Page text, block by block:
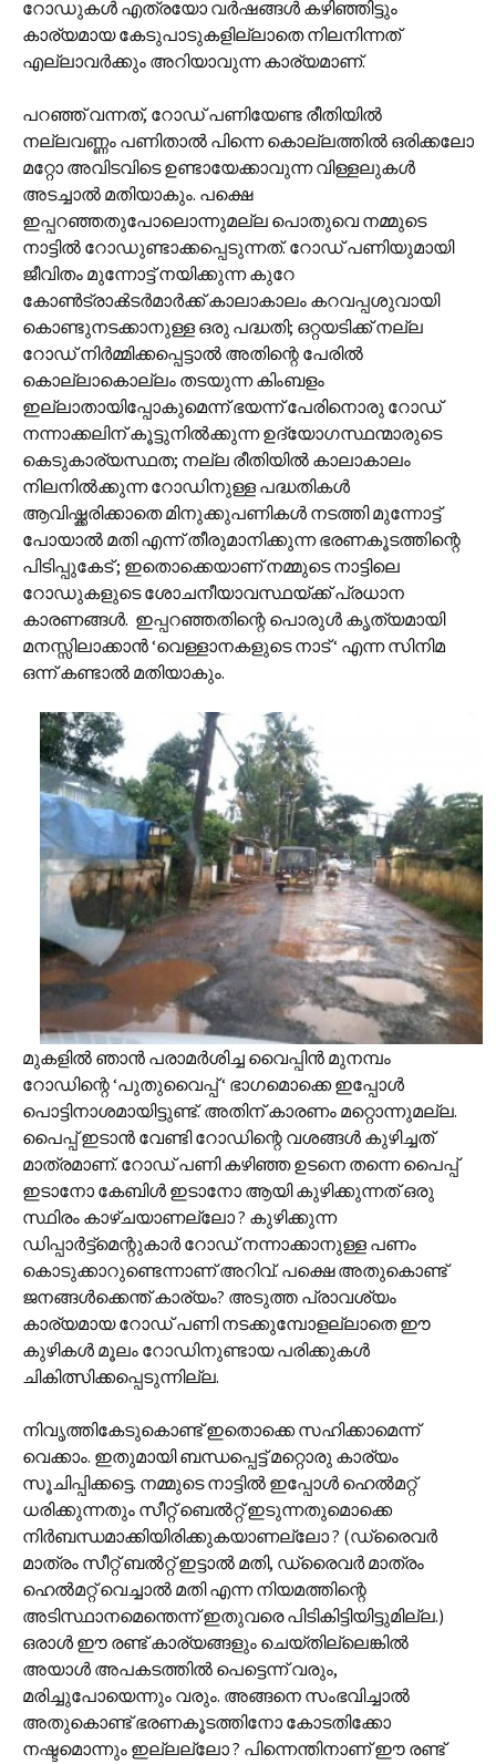
റോഡുകൾ എത്രയോ വർഷങ്ങൾ കഴിഞ്ഞിട്ടും
കാര്യമായ കേടുപാടുകളില്ലാതെ നിലനിന്നത്
എല്ലാവർക്കും അറിയാവുന്ന കാര്യമാണ്.
പറഞ്ഞ് വന്നത്, റോഡ് പണിയേണ്ട രീതിയിൽ
നല്ലവണ്ണം പണിതാൽ പിന്നെ കൊല്ലത്തിൽ ഒരിക്കലോ
മറ്റോ അവിടവിടെ ഉണ്ടായേക്കാവുന്ന വിള്ളലുകൾ
അടച്ചാൽ മതിയാകും. പക്ഷെ
ഇപ്പറഞ്ഞതുപോലൊന്നുമല്ല പൊതുവെ നമ്മുടെ
നാട്ടിൽ റോഡുണ്ടാക്കപ്പെടുന്നത്. റോഡ് പണിയുമായി
ജീവിതം മുന്നോട്ട് നയിക്കുന്ന കുറേ
കോൺ‌ട്രാൿടർമാർക്ക് കാലാകാലം കറവപ്പശുവായി
കൊണ്ടുനടക്കാനുള്ള ഒരു പദ്ധതി; ഒറ്റയടിക്ക് നല്ല
റോഡ് നിർമ്മിക്കപ്പെട്ടാൽ അതിന്റെ പേരിൽ
കൊല്ലാകൊല്ലം തടയുന്ന കിംബളം
ഇല്ലാതായിപ്പോകുമെന്ന് ഭയന്ന് പേരിനൊരു റോഡ്
നന്നാക്കലിന് കൂട്ടുനിൽക്കുന്ന ഉദ്യോഗസ്ഥന്മാരുടെ
കെടുകാര്യസ്ഥത; നല്ല രീതിയിൽ കാലാകാലം
നിലനിൽക്കുന്ന റോഡിനുള്ള പദ്ധതികൾ
ആവിഷ്ക്കരിക്കാതെ മിനുക്കുപണികൾ നടത്തി മുന്നോട്ട്
പോയാൽ മതി എന്ന് തീരുമാനിക്കുന്ന ഭരണകൂടത്തിന്റെ
പിടിപ്പുകേട് ; ഇതൊക്കെയാണ് നമ്മുടെ നാട്ടിലെ
റോഡുകളുടെ ശോചനീയാവസ്ഥയ്ക്ക് പ്രധാന
കാരണങ്ങൾ. ഇപ്പറഞ്ഞതിന്റെ പൊരുൾ കൃത്യമായി
മനസ്സിലാക്കാൻ ‘വെള്ളാനകളുടെ നാട് ‘ എന്ന സിനിമ
ഒന്ന് കണ്ടാൽ മതിയാകും.
മുകളിൽ ഞാൻ പരാമർശിച്ച വൈപ്പിൻ മുനമ്പം
റോഡിന്റെ ‘പുതുവൈപ്പ് ‘ ഭാഗമൊക്കെ ഇപ്പോൾ
പൊട്ടിനാശമായിട്ടുണ്ട്. അതിന് കാരണം മറ്റൊന്നുമല്ല.
പൈപ്പ് ഇടാൻ വേണ്ടി റോഡിന്റെ വശങ്ങൾ കുഴിച്ചത്
മാത്രമാണ്. റോഡ് പണി കഴിഞ്ഞ ഉടനെ തന്നെ പൈപ്പ്
ഇടാനോ കേബിൾ ഇടാനോ ആയി കുഴിക്കുന്നത് ഒരു
സ്ഥിരം കാഴ്ചയാണല്ലോ ? കുഴിക്കുന്ന
ഡിപ്പാർട്ട്മെന്റുകാർ റോഡ് നന്നാക്കാനുള്ള പണം
കൊടുക്കാറുണ്ടെന്നാണ് അറിവ്. പക്ഷെ അതുകൊണ്ട്
ജനങ്ങൾക്കെന്ത് കാര്യം? അടുത്ത പ്രാവശ്യം
കാര്യമായ റോഡ് പണി നടക്കുമ്പോളല്ലാതെ ഈ
കുഴികൾ മൂലം റോഡിനുണ്ടായ പരിക്കുകൾ
ചികിത്സിക്കപ്പെടുന്നില്ല.
നിവൃത്തികേടുകൊണ്ട് ഇതൊക്കെ സഹിക്കാമെന്ന്
വെക്കാം. ഇതുമായി ബന്ധപ്പെട്ട് മറ്റൊരു കാര്യം
സൂചിപ്പിക്കട്ടെ. നമ്മുടെ നാട്ടിൽ ഇപ്പോൾ ഹെൽമറ്റ്
ധരിക്കുന്നതും സീറ്റ് ബെൽറ്റ് ഇടുന്നതുമൊക്കെ
നിർബന്ധമാക്കിയിരിക്കുകയാണല്ലോ ? (ഡ്രൈവർ
മാത്രം സീറ്റ് ബൽറ്റ് ഇട്ടാൽ മതി, ഡ്രൈവർ മാത്രം
ഹെൽമറ്റ് വെച്ചാൽ മതി എന്ന നിയമത്തിന്റെ
അടിസ്ഥാനമെന്തെന്ന് ഇതുവരെ പിടികിട്ടിയിട്ടുമില്ല.)
ഒരാൾ ഈ രണ്ട് കാര്യങ്ങളും ചെയ്തില്ലെങ്കിൽ
അയാൾ അപകടത്തിൽ പെട്ടെന്ന് വരും,
മരിച്ചുപോയെന്നും വരും. അങ്ങനെ സംഭവിച്ചാൽ
അതുകൊണ്ട് ഭരണകൂടത്തിനോ കോടതിക്കോ
നഷ്ടമൊന്നും ഇല്ലല്ലോ ? പിന്നെന്തിനാണ് ഈ രണ്ട്